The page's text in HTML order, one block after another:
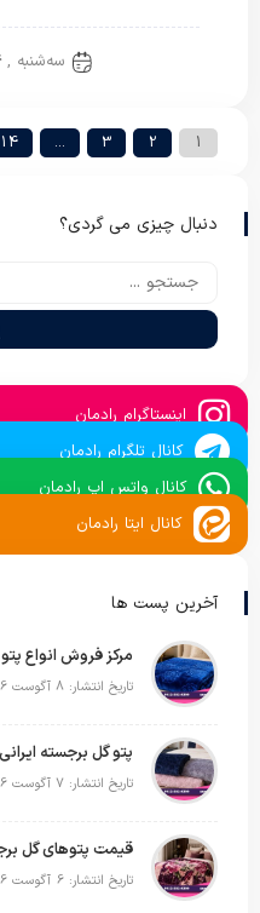
سه‌شنبه , 14 جولای 2026
1
2
3
…
14
دنبال چیزی می گردی؟
اینستاگرام رادمان
کانال تلگرام رادمان
کانال واتس اپ رادمان
کانال ایتا رادمان
آخرین پست ها
تاریخ انتشار: 8 آگوست 2026
تاریخ انتشار: 7 آگوست 2026
تاریخ انتشار: 6 آگوست 2026